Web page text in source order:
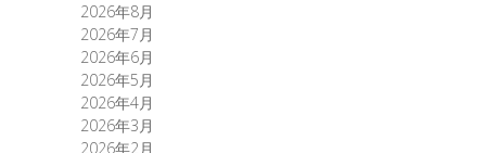
2026年8月
2026年7月
2026年6月
2026年5月
2026年4月
2026年3月
2026年2月